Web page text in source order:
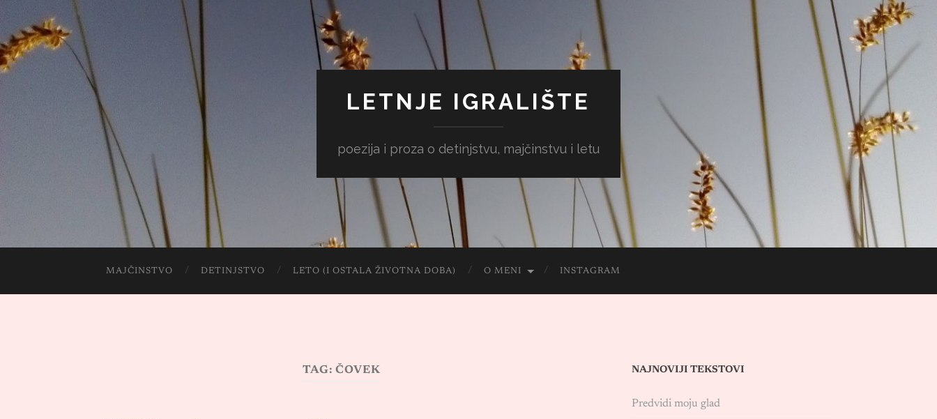
LETNJE IGRALIŠTE
poezija i proza o detinjstvu, majčinstvu i letu
MAJČINSTVO DETINJSTVO LETO (I OSTALA ŽIVOTNA DOBA) O MENI INSTAGRAM
TAG: ČOVEK NAJNOVIJI TEKSTOVI
Predvidi moju glad